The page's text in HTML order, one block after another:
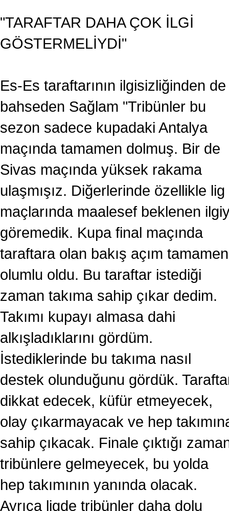
"TARAFTAR DAHA ÇOK İLGİ
GÖSTERMELİYDİ"
Es-Es taraftarının ilgisizliğinden de
bahseden Sağlam "Tribünler bu
sezon sadece kupadaki Antalya
maçında tamamen dolmuş. Bir de
Sivas maçında yüksek rakama
ulaşmışız. Diğerlerinde özellikle lig
maçlarında maalesef beklenen
göremedik. Kupa final maçında
taraftara olan bakış açım tamamen
olumlu oldu. Bu taraftar istediği
zaman takıma sahip çıkar dedim.
Takımı kupayı almasa dahi
alkışladıklarını gördüm.
İstediklerinde bu takıma nasıl
destek olunduğunu gördük.
dikkat edecek, küfür etmeyecek,
olay çıkarmayacak ve hep
sahip çıkacak. Finale çıktığı
tribünlere gelmeyecek, bu yolda
hep takımının yanında olacak.
Ayrıca ligde tribünler daha dolu